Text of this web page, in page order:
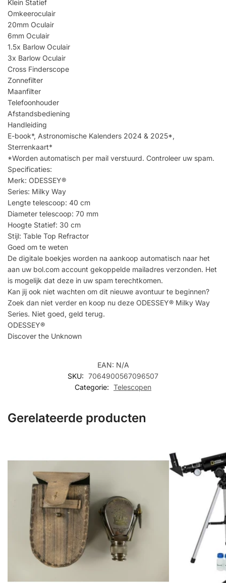
Klein Statief
Omkeeroculair
20mm Oculair
6mm Oculair
1.5x Barlow Oculair
3x Barlow Oculair
Cross Finderscope
Zonnefilter
Maanfilter
Telefoonhouder
Afstandsbediening
Handleiding
E-book*, Astronomische Kalenders 2024 & 2025*,
Sterrenkaart*
*Worden automatisch per mail verstuurd. Controleer uw spam.
Specificaties:
Merk: ODESSEY®
Series: Milky Way
Lengte telescoop: 40 cm
Diameter telescoop: 70 mm
Hoogte Statief: 30 cm
Stijl: Table Top Refractor
Goed om te weten
De digitale boekjes worden na aankoop automatisch naar het
aan uw bol.com account gekoppelde mailadres verzonden. Het
is mogelijk dat deze in uw spam terechtkomen.
Kan jij ook niet wachten om dit nieuwe avontuur te beginnen?
Zoek dan niet verder en koop nu deze ODESSEY® Milky Way
Series. Niet goed, geld terug.
ODESSEY®
Discover the Unknown
EAN: N/A
SKU: 7064900567096507
Categorie: Telescopen
Gerelateerde producten